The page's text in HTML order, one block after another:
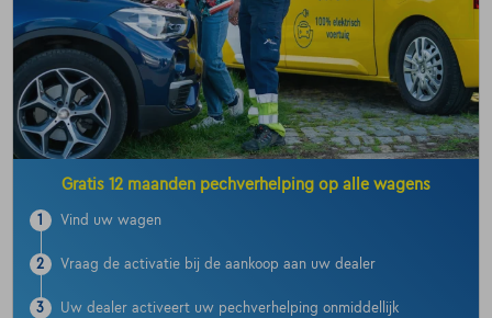
Gratis 12 maanden pechverhelping op alle wagens
1 Vind uw wagen
2 Vraag de activatie bij de aankoop aan uw dealer
3 Uw dealer activeert uw pechverhelping onmiddellijk